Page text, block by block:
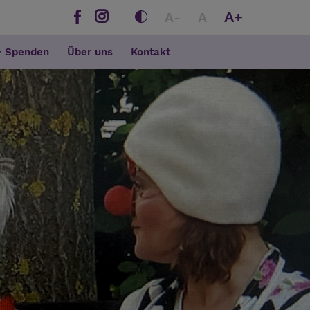
A- A A+
Spenden Über uns Kontakt